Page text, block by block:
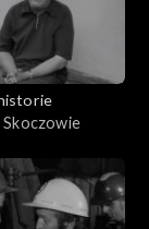
Skoczowie